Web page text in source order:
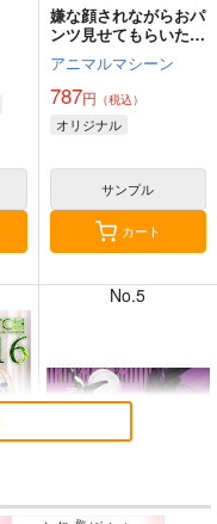
8月2日掲載
7月30日掲載
嫌な顔されながらおパ
ンツ見せてもらいたい
アニマルマシーン
787円 （税込）
オリジナル
サンプル
カート
No.5